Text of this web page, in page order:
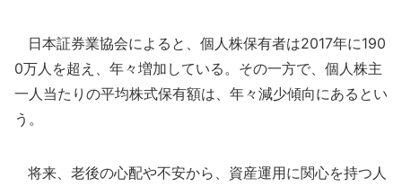
日本証券業協会によると、個人株保有者は2017年に190
0万人を超え、年々増加している。その一方で、個人株主
一人当たりの平均株式保有額は、年々減少傾向にあるとい
う。
将来、老後の心配や不安から、資産運用に関心を持つ人